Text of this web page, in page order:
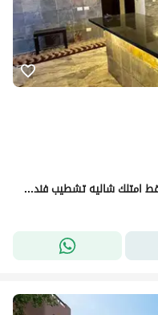
عالجولف و اللاجون مباشراا و بمقدم 5% فقط امتلك شاليه تشطيب فندقي بكمبوند هاسيندا الساحل الشمالي و بالتقسيط ع 10 سنوات